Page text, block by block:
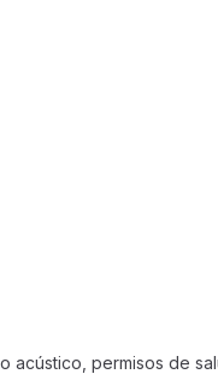
acústico, permisos de